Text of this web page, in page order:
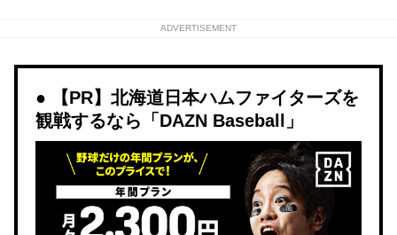
ADVERTISEMENT
【PR】北海道日本ハムファイターズを
観戦するなら「DAZN Baseball」